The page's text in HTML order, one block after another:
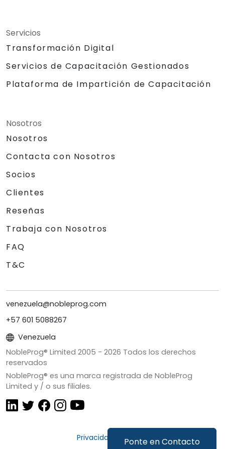
Ponte en Contacto
Servicios
Transformación Digital
Servicios de Capacitación Gestionados
Plataforma de Impartición de Capacitación
Nosotros
Nosotros
Contacta con Nosotros
Socios
Clientes
Reseñas
Trabaja con Nosotros
FAQ
T&C
venezuela@nobleprog.com
+57 601 5088267
Venezuela
NobleProg® Limited 2005 - 2026 Todos los derechos
reservados
NobleProg® es una marca registrada de NobleProg
Limited y / o sus filiales.
Privacidad y Cookies